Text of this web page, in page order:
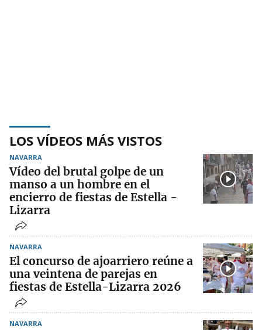
LOS VÍDEOS MÁS VISTOS
NAVARRA
Vídeo del brutal golpe de un
manso a un hombre en el
encierro de fiestas de Estella -
Lizarra
NAVARRA
El concurso de ajoarriero reúne a
una veintena de parejas en
fiestas de Estella-Lizarra 2026
NAVARRA